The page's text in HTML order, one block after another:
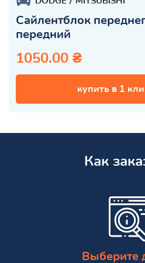
Сайлентблок
передний
1050.00 ₴
купить в 1
Как
Выберите